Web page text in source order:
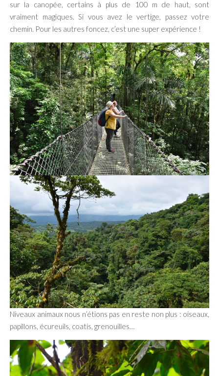
sur la canopée, certains à plus de 100 m de haut, sont
vraiment magiques. Si vous avez le vertige, passez votre
chemin. Pour les autres foncez, c’est une super expérience !
Niveaux animaux nous n’étions pas en reste non plus : oiseaux,
papillons, écureuils, coatis, grenouilles…